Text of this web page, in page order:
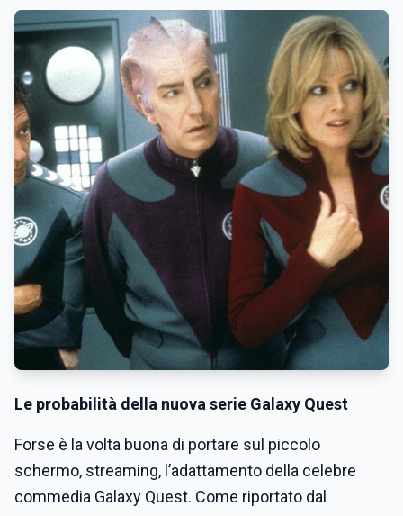
Le probabilità della nuova serie Galaxy Quest
Forse è la volta buona di portare sul piccolo
schermo, streaming, l’adattamento della celebre
commedia Galaxy Quest. Come riportato dal